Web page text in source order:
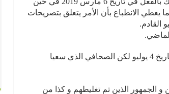
8 مايو لم تحدد ذلك مما يعطي الانطباع بأن الأمر يتعلق بتصريحات
من جهة أخرى, ليس السيد لو دريان الذي تحدث عن تاريخ 4 يوليو لكن الصحافي الذي سعيا
و الجمهور الذين تم تغليطهم و كذا من